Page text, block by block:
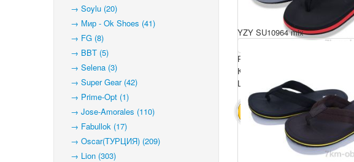
→ Soylu (20)
→ Мир - Ok Shoes (41)
→ FG (8)
→ BBT (5)
→ Selena (3)
→ Super Gear (42)
→ Prime-Opt (1)
→ Jose-Amorales (110)
→ Fabullok (17)
→ Oscar(ТУРЦИЯ) (209)
→ Lion (303)
Розмірний ряд: 40-45
Комплектація ящика: 24
Ціна за пару: 210 грн.
В КОШИК 5040 грн.
YZY SU10964 mix